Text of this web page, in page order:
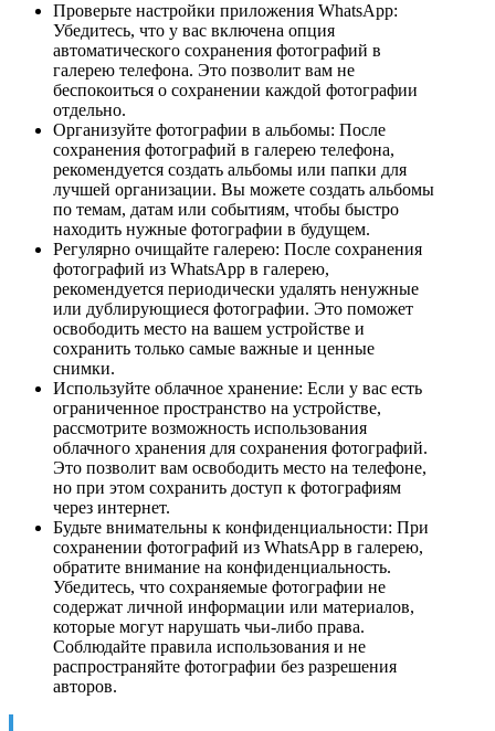
Проверьте настройки приложения WhatsApp:
Убедитесь, что у вас включена опция
автоматического сохранения фотографий в
галерею телефона. Это позволит вам не
беспокоиться о сохранении каждой фотографии
отдельно.
Организуйте фотографии в альбомы: После
сохранения фотографий в галерею телефона,
рекомендуется создать альбомы или папки для
лучшей организации. Вы можете создать альбомы
по темам, датам или событиям, чтобы быстро
находить нужные фотографии в будущем.
Регулярно очищайте галерею: После сохранения
фотографий из WhatsApp в галерею,
рекомендуется периодически удалять ненужные
или дублирующиеся фотографии. Это поможет
освободить место на вашем устройстве и
сохранить только самые важные и ценные
снимки.
Используйте облачное хранение: Если у вас есть
ограниченное пространство на устройстве,
рассмотрите возможность использования
облачного хранения для сохранения фотографий.
Это позволит вам освободить место на телефоне,
но при этом сохранить доступ к фотографиям
через интернет.
Будьте внимательны к конфиденциальности: При
сохранении фотографий из WhatsApp в галерею,
обратите внимание на конфиденциальность.
Убедитесь, что сохраняемые фотографии не
содержат личной информации или материалов,
которые могут нарушать чьи-либо права.
Соблюдайте правила использования и не
распространяйте фотографии без разрешения
авторов.